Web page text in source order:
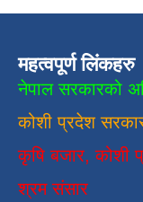
महत्वपूर्ण लिंकहरु
नेपाल सरकारको
कोशी प्रदेश
कृषि बजार, कोशी
श्रम संसार